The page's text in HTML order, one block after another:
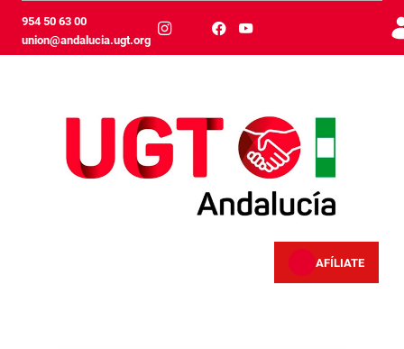
跳转到主内容
954 50 63 00
union@andalucia.ugt.org
AFÍLIATE